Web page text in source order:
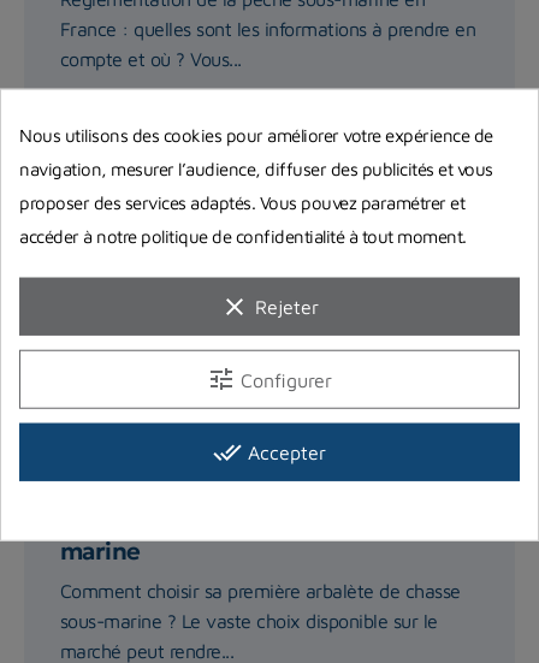
France : quelles sont les informations à prendre en
compte et où ? Vous...
Lire la suite
marine
Comment choisir sa première arbalète de chasse
sous-marine ? Le vaste choix disponible sur le
marché peut rendre...
Nous utilisons des cookies pour améliorer votre expérience de
navigation, mesurer l’audience, diffuser des publicités et vous
proposer des services adaptés. Vous pouvez paramétrer et
accéder à notre politique de confidentialité à tout moment.
clear Rejeter
tune Configurer
done_all Accepter